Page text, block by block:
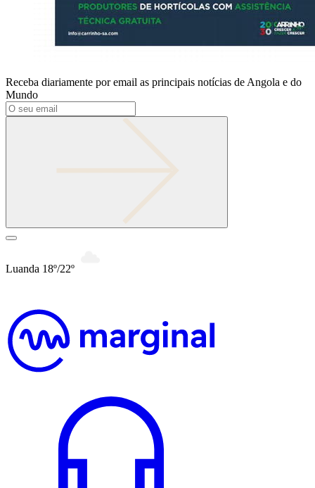
Receba diariamente por email as principais notícias de Angola e do
Mundo
Luanda 18º/22º